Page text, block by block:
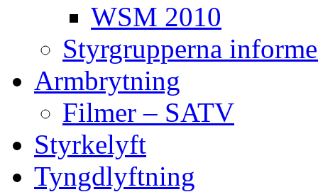
WSM 2010
Styrgrupperna
Armbrytning
Filmer – SATV
Styrkelyft
Tyngdlyftning